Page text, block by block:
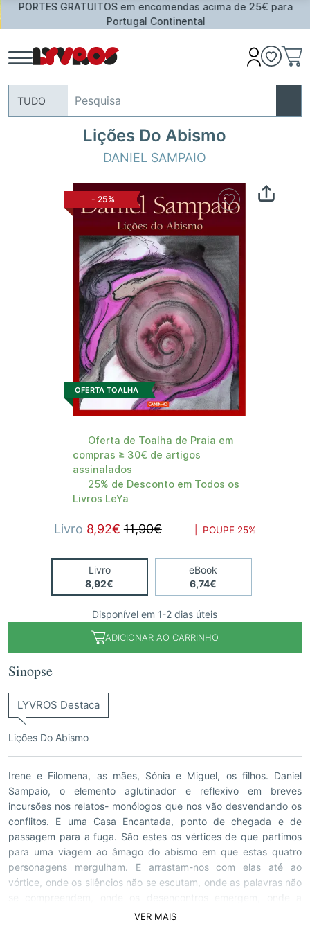
PORTES GRATUITOS em encomendas acima de 25€ para
Portugal Continental
TUDO
Lições Do Abismo
DANIEL SAMPAIO
- 25%
OFERTA TOALHA
Oferta de Toalha de Praia em
compras ≥ 30€ de artigos
assinalados
25% de Desconto em Todos os
Livros LeYa
Livro 8,92€ 11,90€ | POUPE 25%
Livro
8,92€
eBook
6,74€
Disponível em 1-2 dias úteis
ADICIONAR AO CARRINHO
Sinopse
LYVROS Destaca
Lições Do Abismo
Irene e Filomena, as mães, Sónia e Miguel, os filhos. Daniel
Sampaio, o elemento aglutinador e reflexivo em breves
incursões nos relatos- monólogos que nos vão desvendando os
conflitos. E uma Casa Encantada, ponto de chegada e de
passagem para a fuga. São estes os vértices de que partimos
para uma viagem ao âmago do abismo em que estas quatro
personagens mergulham. E arrastam-nos com elas até ao
vórtice, onde os silêncios não se escutam, onde as palavras não
solidão dói, a ideia da morte surge como libertação, a dor física
VER MAIS